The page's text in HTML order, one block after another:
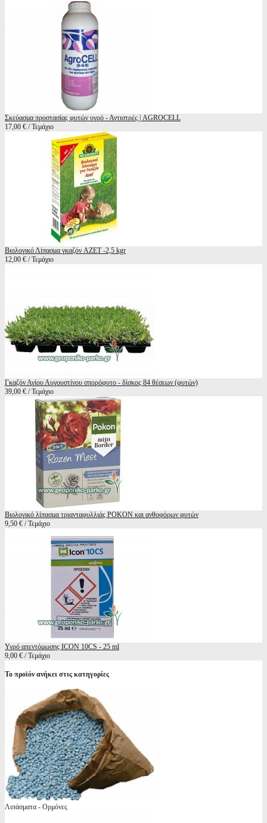
Σκεύασμα προστασίας φυτών υγρό - Αντιστρές | AGROCELL
17,00 € / Τεμάχιο
Βιολογικό Λίπασμα γκαζόν AZET -2,5 kgr
12,00 € / Τεμάχιο
Γκαζόν Αγίου Αυγουστίνου σπορόφυτο - δίσκος 84 θέσεων (φυτών)
39,00 € / Τεμάχιο
Βιολογικό λίπασμα τριανταφυλλιάς POKON και ανθοφόρων φυτών
9,50 € / Τεμάχιο
Υγρό απεντόμωσης ICON 10CS - 25 ml
9,00 € / Τεμάχιο
Το προϊόν ανήκει στις κατηγορίες
Λιπάσματα - Ορμόνες